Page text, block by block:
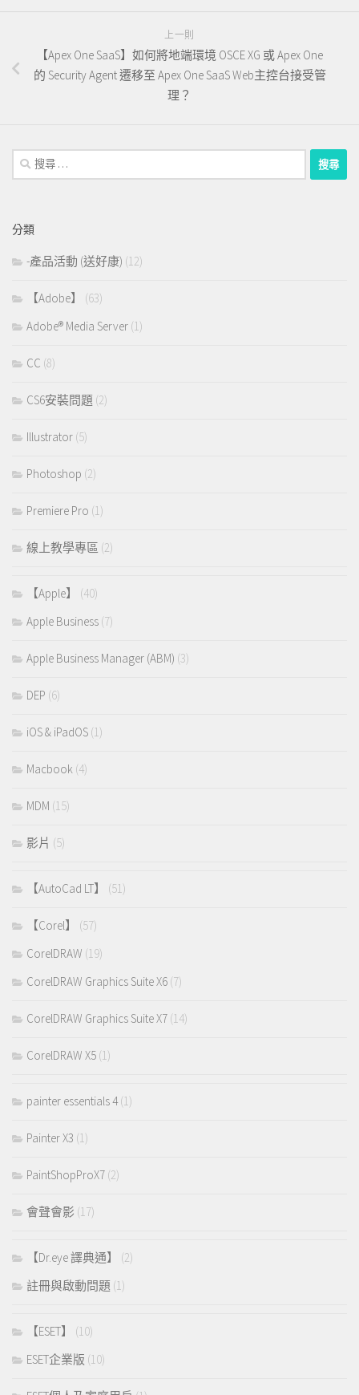
上一則
【Apex One SaaS】如何將地端環境 OSCE XG 或 Apex One
的 Security Agent 遷移至 Apex One SaaS Web主控台接受管
理？
搜
尋：
分類
-產品活動 (送好康) (12)
【Adobe】
(63)
Adobe® Media Server (1)
CC (8)
CS6安裝問題 (2)
Illustrator (5)
Photoshop (2)
Premiere Pro (1)
線上教學專區 (2)
【Apple】
(40)
Apple Business (7)
Apple Business Manager (ABM) (3)
DEP (6)
iOS & iPadOS (1)
Macbook (4)
MDM (15)
影片 (5)
【AutoCad LT】 (51)
【Corel】
(57)
CorelDRAW (19)
CorelDRAW Graphics Suite X6 (7)
CorelDRAW Graphics Suite X7 (14)
CorelDRAW X5 (1)
painter essentials 4(1)
Painter X3 (1)
PaintShopProX7 (2)
會聲會影 (17)
【Dr.eye 譯典通】
(2)
註冊與啟動問題 (1)
【ESET】
(10)
ESET企業版 (10)